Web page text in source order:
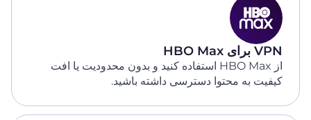
VPN برای HBO Max
از HBO Max استفاده کنید و بدون محدودیت یا افت
کیفیت به محتوا دسترسی داشته باشید.